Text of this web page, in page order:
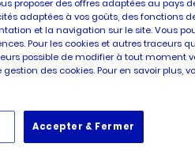
à ROUFFIAC
surgelés de qualité, faites
proposer des offres adaptées au pays
adaptées à vos goûts, des fonctions
et la navigation sur le site. Vous
Pour les cookies et autres traceurs
possible de modifier à tout moment
des cookies. Pour en savoir plus,
Accepter & Fermer